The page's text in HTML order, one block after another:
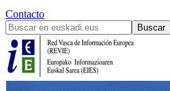
Contacto